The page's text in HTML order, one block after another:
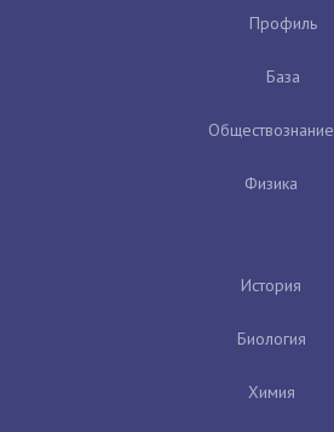
Профиль
База
Обществознание
Физика
История
Биология
Химия